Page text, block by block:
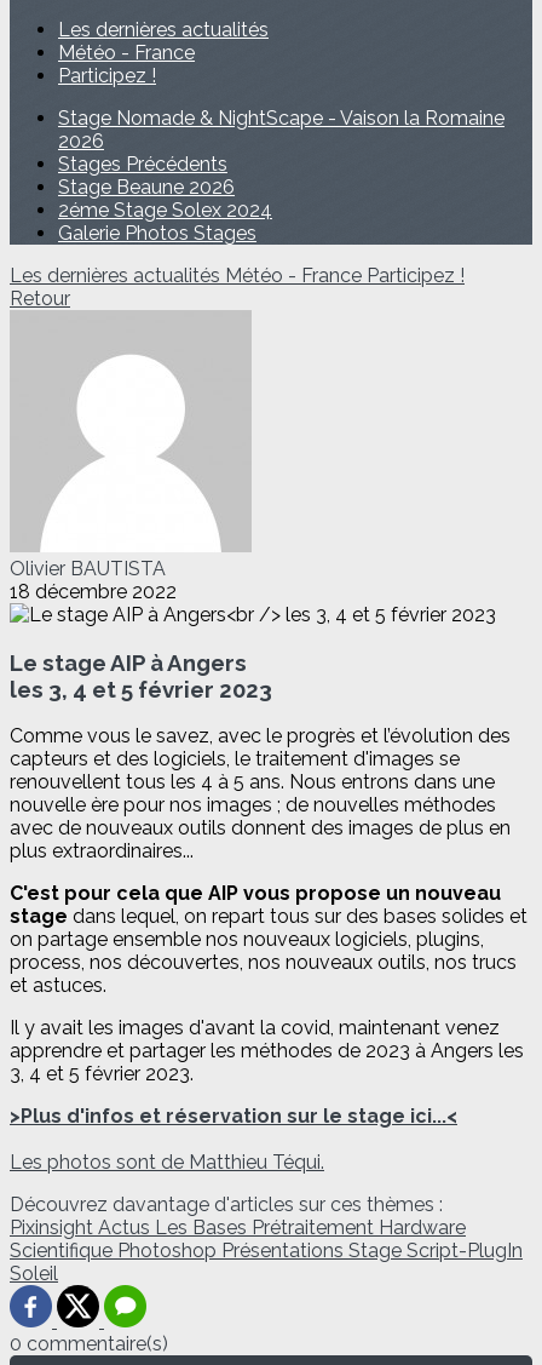
Les dernières actualités
Météo - France
Participez !
Stage Nomade & NightScape - Vaison la Romaine
2026
Stages Précédents
Stage Beaune 2026
2éme Stage Solex 2024
Galerie Photos Stages
Les dernières actualités Météo - France Participez !
Retour
Olivier BAUTISTA
18 décembre 2022
Le stage AIP à Angers
les 3, 4 et 5 février 2023
Comme vous le savez, avec le progrès et l’évolution des
capteurs et des logiciels, le traitement d'images se
renouvellent tous les 4 à 5 ans. Nous entrons dans une
nouvelle ère pour nos images ; de nouvelles méthodes
avec de nouveaux outils donnent des images de plus en
plus extraordinaires...
C'est pour cela que AIP vous propose un nouveau
stage dans lequel, on repart tous sur des bases solides et
on partage ensemble nos nouveaux logiciels, plugins,
process, nos découvertes, nos nouveaux outils, nos trucs
et astuces.
Il y avait les images d'avant la covid, maintenant venez
apprendre et partager les méthodes de 2023 à Angers les
3, 4 et 5 février 2023.
>Plus d'infos et réservation sur le stage ici...<
Les photos sont de Matthieu Téqui.
Découvrez davantage d'articles sur ces thèmes :
Pixinsight Actus Les Bases Prétraitement Hardware
Scientifique Photoshop Présentations Stage Script-PlugIn
Soleil
0 commentaire(s)